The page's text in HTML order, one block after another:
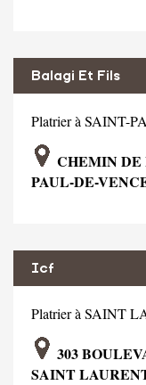
Balagi Et Fils
Platrier à SAINT-
CHEMIN DE
PAUL-DE-
Icf
Platrier à SAINT
303
SAINT